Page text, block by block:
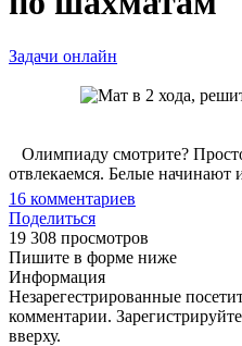
Задачи онлайн
Олимпиаду смотрите?
отвлекаемся. Белые начинают
16 комментариев
Поделиться
19 308 просмотров
Пишите в форме ниже
Информация
Незарегестрированные
комментарии.
вверху.